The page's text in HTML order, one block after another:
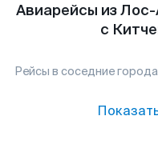
Авиарейсы из
с
Рейсы в соседние города